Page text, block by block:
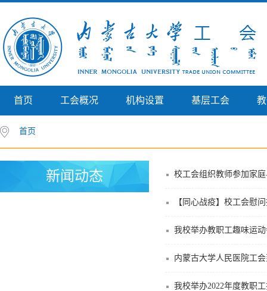
首页 工会概况 机构设置 基层工会
首页
新闻动态 校工会组织教师参加家
【同心战疫】校工会慰
我校举办教职工趣味运
内蒙古大学人民医院工
我校举办2022年度教职